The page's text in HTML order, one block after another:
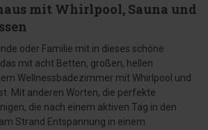
mit Whirlpool, Sauna und
oder Familie mit in dieses schöne
mit acht Betten, großen, hellen
Wellnessbadezimmer mit Whirlpool und
Mit anderen Worten, die perfekte
die nach einem aktiven Tag in den
Strand Entspannung in einem